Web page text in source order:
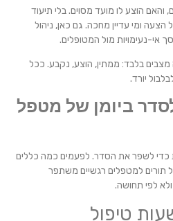
והאם הוצע לו מועד מסוים. בלי תיעוד
ומי עדיין מחכה. גם כאן, ניהול
אי-נעימויות מול המטופלים.
בלבד: ממתין, הוצע, נקבע. ככל
יורד.
ביומן של מטפל
לשפר את הסדר. לפעמים כמה כללים
תורים למטפלים רגשיים משתפר
לפי תחושה.
טיפול